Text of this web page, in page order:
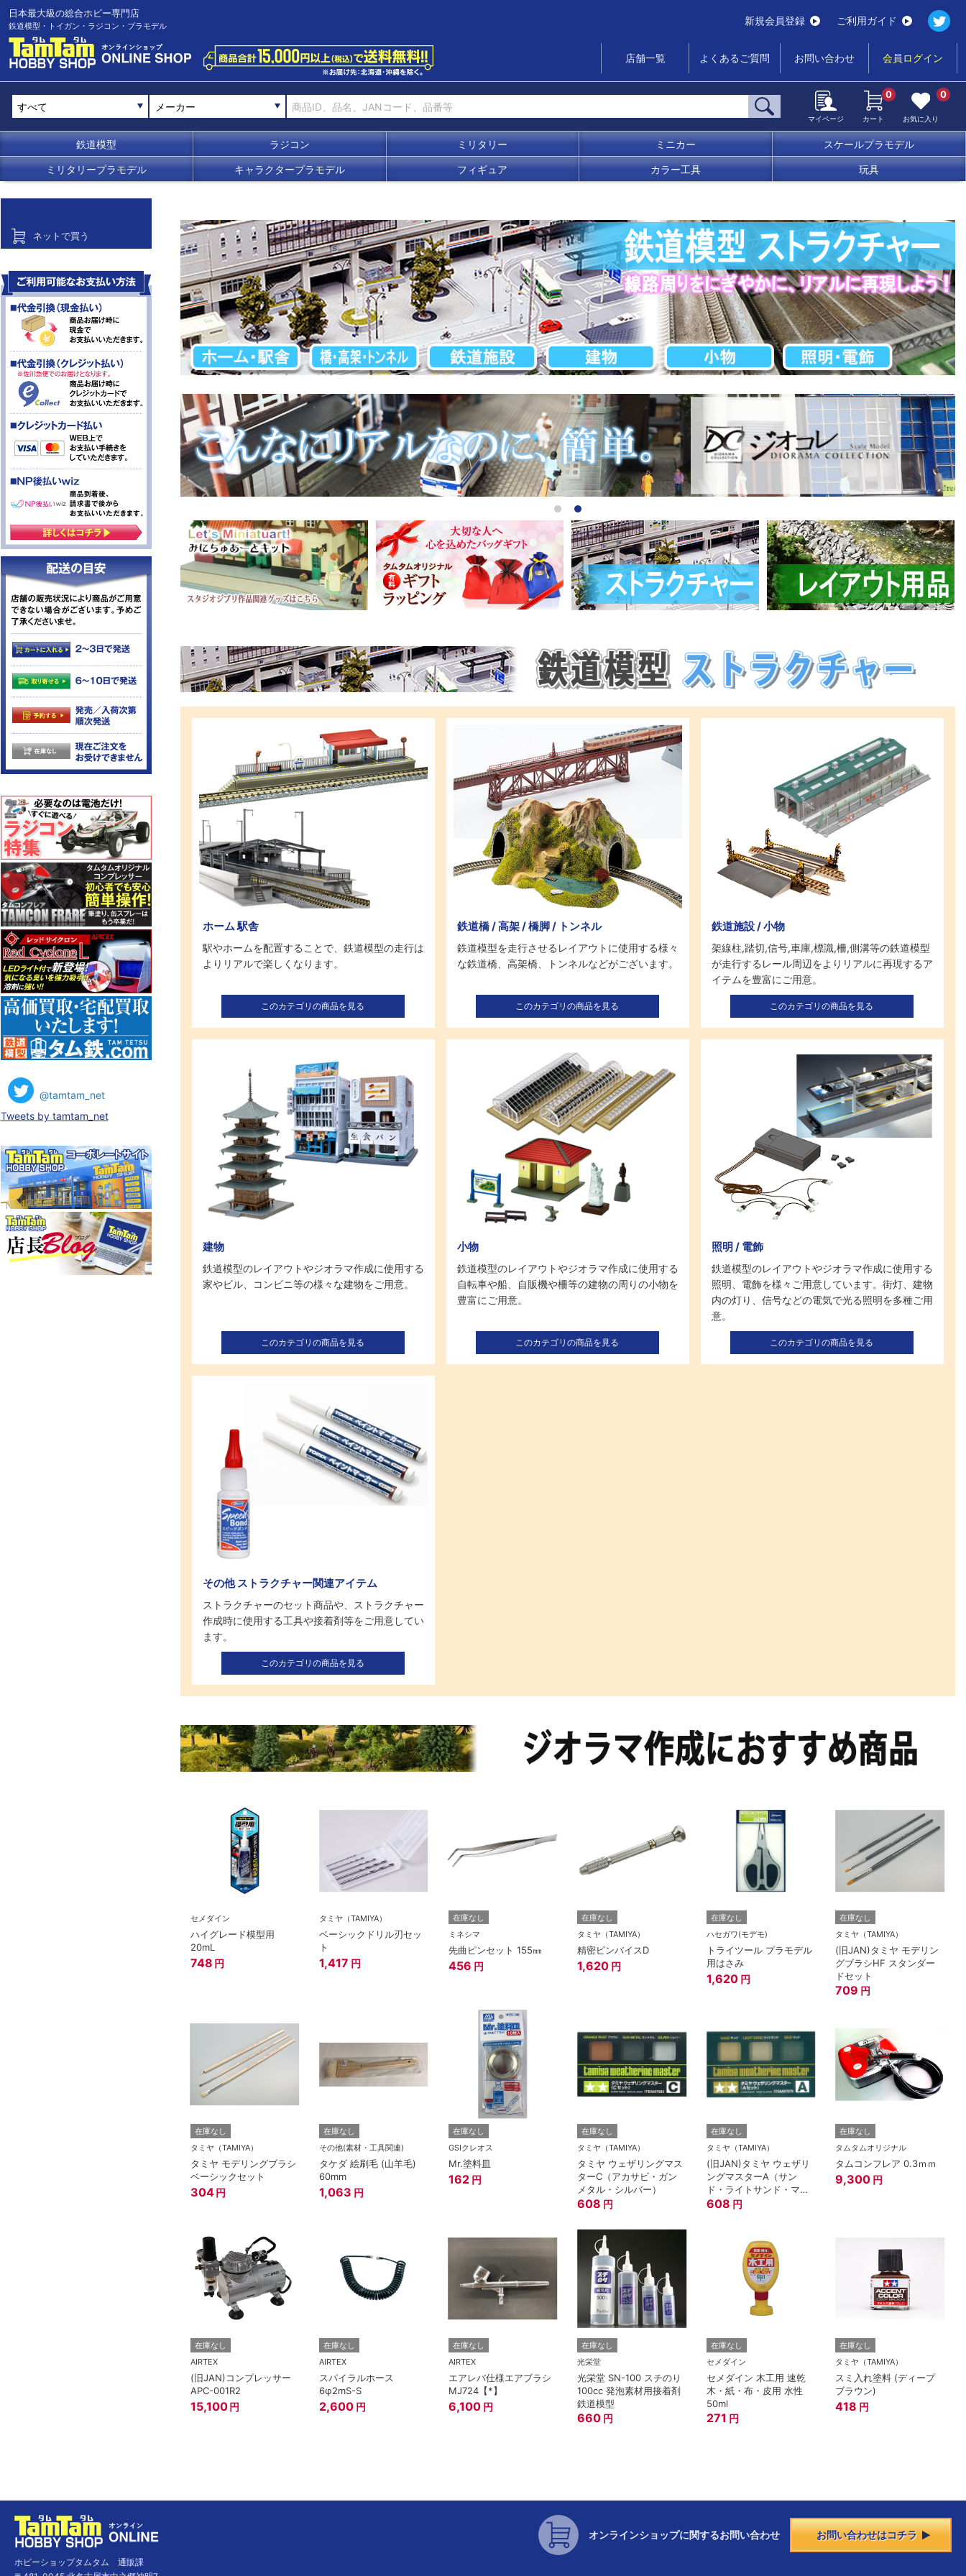
日本最大級の総合ホビー専門店
鉄道模型・トイガン・ラジコン・プラモデル 新規会員登録 ご利用ガイド
店舗一覧 よくあるご質問 お問い合わせ 会員ログイン
メーカー
マイページ カート
0
お気に入り
0
鉄道模型 ラジコン ミリタリー ミニカー スケールプラモデル
ミリタリープラモデル キャラクタープラモデル フィギュア カラー工具 玩具
ホーム 駅舎
駅やホームを配置することで、鉄道模型の走行は
よりリアルで楽しくなります。
このカテゴリの商品を見る
鉄道橋 / 高架 / 橋脚 / トンネル
鉄道模型を走行させるレイアウトに使用する様々
な鉄道橋、高架橋、トンネルなどがございます。
このカテゴリの商品を見る
鉄道施設 / 小物
架線柱,踏切,信号,車庫,標識,柵,側溝等の鉄道模型
が走行するレール周辺をよりリアルに再現するア
イテムを豊富にご用意。
このカテゴリの商品を見る
建物
鉄道模型のレイアウトやジオラマ作成に使用する
家やビル、コンビニ等の様々な建物をご用意。
このカテゴリの商品を見る
小物
鉄道模型のレイアウトやジオラマ作成に使用する
自転車や船、自販機や柵等の建物の周りの小物を
豊富にご用意。
このカテゴリの商品を見る
照明 / 電飾
鉄道模型のレイアウトやジオラマ作成に使用する
照明、電飾を様々ご用意しています。街灯、建物
内の灯り、信号などの電気で光る照明を多種ご用
意。
このカテゴリの商品を見る
その他 ストラクチャー関連アイテム
ストラクチャーのセット商品や、ストラクチャー
作成時に使用する工具や接着剤等をご用意してい
ます。
このカテゴリの商品を見る
セメダイン
ハイグレード模型用
20mL
748 円
タミヤ（TAMIYA）
ベーシックドリル刃セッ
ト
1,417 円
在庫なし
ミネシマ
先曲ピンセット 155㎜
456 円
在庫なし
タミヤ（TAMIYA）
精密ピンバイスD
1,620 円
在庫なし
ハセガワ(モデモ)
トライツール プラモデル
用はさみ
1,620 円
在庫なし
タミヤ（TAMIYA）
(旧JAN)タミヤ モデリン
グブラシHF スタンダー
ドセット
709 円
在庫なし
タミヤ（TAMIYA）
タミヤ モデリングブラシ
ベーシックセット
304 円
在庫なし
その他(素材・工具関連)
タケダ 絵刷毛 (山羊毛)
60mm
1,063 円
在庫なし
GSIクレオス
Mr.塗料皿
162 円
在庫なし
タミヤ（TAMIYA）
タミヤ ウェザリングマス
ターC（アカサビ・ガン
メタル・シルバー）
608 円
在庫なし
タミヤ（TAMIYA）
(旧JAN)タミヤ ウェザリ
ングマスターA（サン
ド・ライトサンド・マッ
ド）
608 円
在庫なし
タムタムオリジナル
タムコンフレア 0.3ｍｍ
9,300 円
在庫なし
AIRTEX
(旧JAN)コンプレッサー
APC-001R2
15,100 円
在庫なし
AIRTEX
スパイラルホース
6φ2mS-S
2,600 円
在庫なし
AIRTEX
エアレバ仕様エアブラシ
MJ724【*】
6,100 円
在庫なし
光栄堂
光栄堂 SN-100 スチのり
100cc 発泡素材用接着剤
鉄道模型
660 円
在庫なし
セメダイン
セメダイン 木工用 速乾
木・紙・布・皮用 水性
50ml
271 円
在庫なし
タミヤ（TAMIYA）
スミ入れ塗料 (ディープ
ブラウン)
418 円
ネットで買う
@tamtam_net
Tweets by tamtam_net
ホビーショップタムタム 通販課
オンラインショップに関するお問い合わせ お問い合わせはコチラ